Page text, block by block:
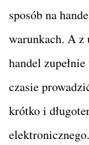
sposób na
warunkach. A z
handel
czasie
krótko i